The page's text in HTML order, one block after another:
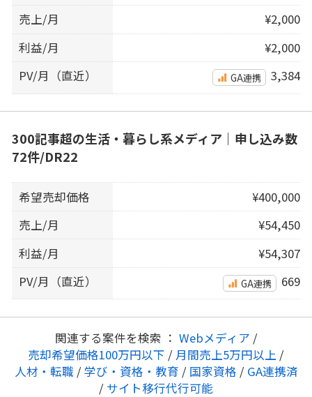
売上/月
¥2,000
利益/月
¥2,000
PV/月（直近）
GA連携 3,384
300記事超の生活・暮らし系メディア｜申し込み数
72件/DR22
希望売却価格
¥400,000
売上/月
¥54,450
利益/月
¥54,307
PV/月（直近）
GA連携 669
関連する案件を検索 ： Webメディア /
売却希望価格100万円以下 / 月間売上5万円以上 /
人材・転職 / 学び・資格・教育 / 国家資格 / GA連携済
/ サイト移行代行可能